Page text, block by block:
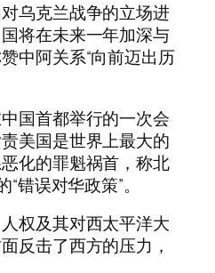
乌克兰战争的立场进
将在未来一年加深与
中阿关系“向前迈出历
国首都举行的一次会
美国是世界上最大的
化的罪魁祸首，称北
错误对华政策”。
权及其对西太平洋大
反击了西方的压力，